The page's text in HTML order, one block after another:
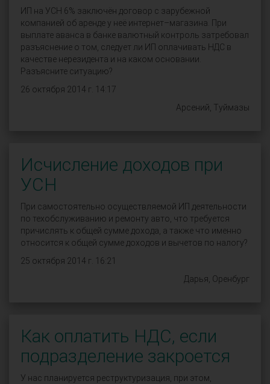
ИП на УСН 6% заключён договор с зарубежной
компанией об аренде у неё интернет–магазина. При
выплате аванса в банке валютный контроль затребовал
разъяснение о том, следует ли ИП оплачивать НДС в
качестве нерезидента и на каком основании.
Разъясните ситуацию?
26 октября 2014 г. 14:17
Арсений, Туймазы
Исчисление доходов при
УСН
При самостоятельно осуществляемой ИП деятельности
по техобслуживанию и ремонту авто, что требуется
причислять к общей сумме дохода, а также что именно
относится к общей сумме доходов и вычетов по налогу?
25 октября 2014 г. 16:21
Дарья, Оренбург
Как оплатить НДС, если
подразделение закроется
У нас планируется реструктуризация, при этом,